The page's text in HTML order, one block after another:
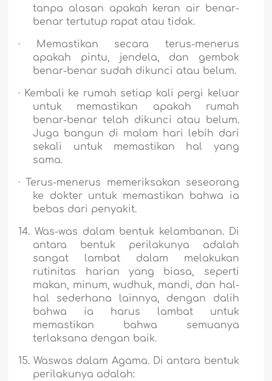
tanpa alasan apakah keran air benar-
benar tertutup rapat atau tidak.
·
Memastikan secara terus-menerus
apakah pintu, jendela, dan gembok
benar-benar sudah dikunci atau belum.
· Kembali ke rumah setiap kali pergi keluar
untuk memastikan apakah rumah
benar-benar telah dikunci atau belum.
Juga bangun di malam hari lebih dari
sekali untuk memastikan hal yang
sama.
·
Terus-menerus memeriksakan seseorang
ke dokter untuk memastikan bahwa ia
bebas dari penyakit.
14. Was-was dalam bentuk kelambanan.
Di
antara bentuk perilakunya adalah
sangat lambat dalam melakukan
rutinitas harian yang biasa, seperti
makan, minum, wudhuk, mandi, dan hal-
hal sederhana lainnya, dengan dalih
bahwa ia harus lambat untuk
memastikan bahwa semuanya
terlaksana dengan baik.
15. Waswas dalam Agama. Di antara bentuk
perilakunya adalah: